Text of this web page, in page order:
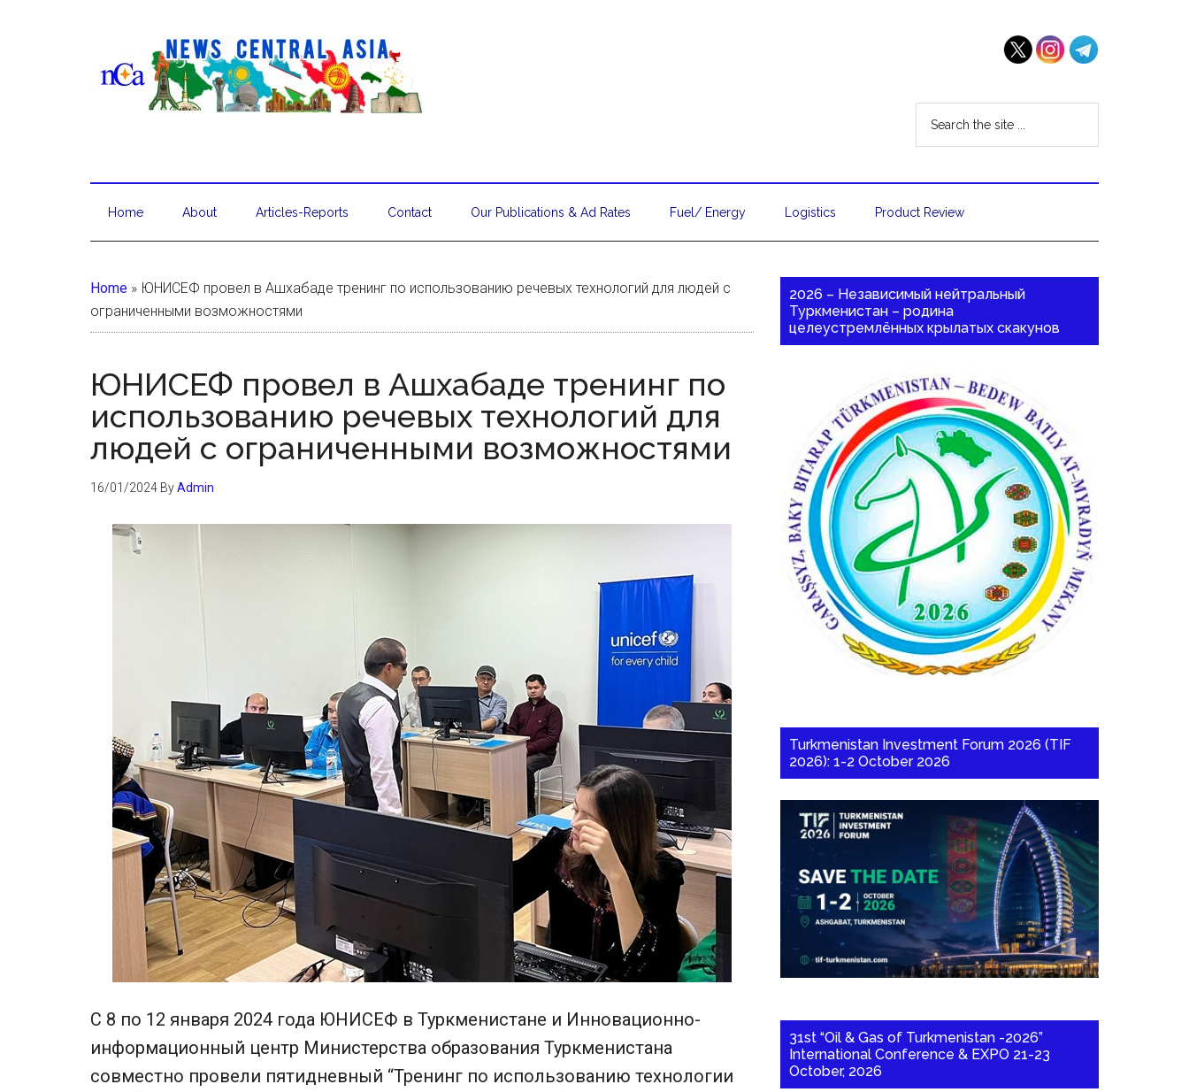
Home About Articles-Reports Contact Our Publications & Ad Rates Fuel/ Energy Logistics Product Review
Home » ЮНИСЕФ провел в Ашхабаде тренинг по использованию речевых технологий для людей с
ограниченными возможностями
ЮНИСЕФ провел в Ашхабаде тренинг по
использованию речевых технологий для
людей с ограниченными возможностями
16/01/2024 ByAdmin
С 8 по 12 января 2024 года ЮНИСЕФ в Туркменистане и Инновационно-
информационный центр Министерства образования Туркменистана
совместно провели пятидневный “Тренинг по использованию технологии
2026 – Независимый нейтральный
Туркменистан – родина
целеустремлённых крылатых скакунов
Turkmenistan Investment Forum 2026 (TIF
2026): 1-2 October 2026
31st “Oil & Gas of Turkmenistan -2026”
International Conference & EXPO 21-23
October, 2026